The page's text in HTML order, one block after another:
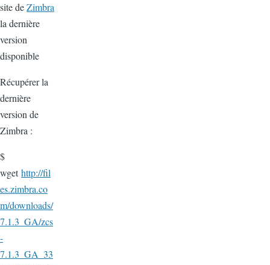
site deZimbra
la dernière
version
disponible
Récupérer la
dernière
version de
Zimbra :
$
wgethttp://fil
es.zimbra.co
m/downloads/
7.1.3_GA/zcs
-
7.1.3_GA_33